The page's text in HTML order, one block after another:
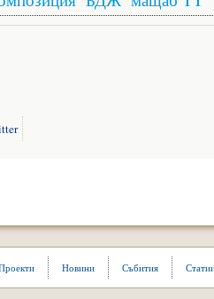
Новини Събития